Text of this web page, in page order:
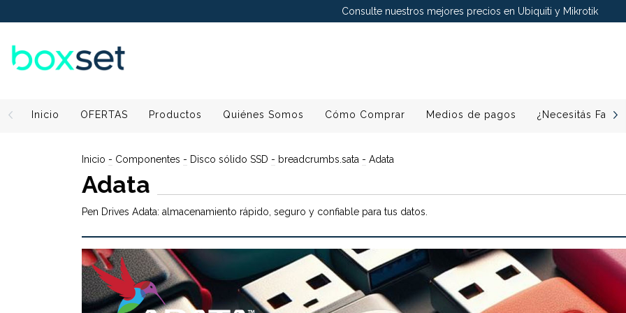
Consulte nuestros mejores precios en Ubiquiti y Mikrotik
Inicio OFERTAS Productos Quiénes Somos Cómo Comprar Medios de pagos ¿Necesitás
Inicio - Componentes - Disco sólido SSD - breadcrumbs.sata - Adata
Adata
Pen Drives Adata: almacenamiento rápido, seguro y confiable para tus datos.